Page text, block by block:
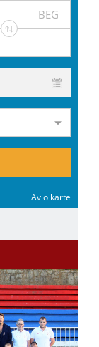
BEG
Avio karte